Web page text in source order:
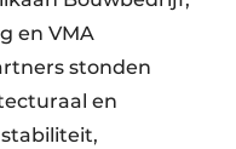
en VMA
stonden
en